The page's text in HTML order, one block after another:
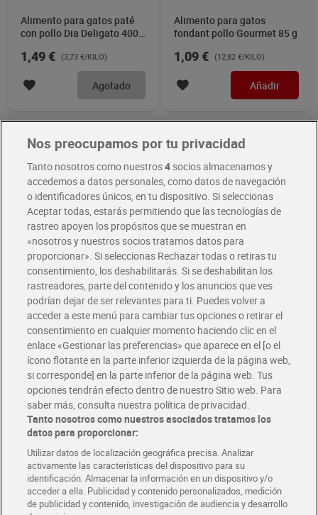
Alimento para gatos paté
con pollo Dia Deligato 400
1,49 € (3,73 €/KILO)
Agotado
Alimento para gatos
fondant pollo Gourmet 85 g
1,09 € (12,82 €/KILO)
Añadir
Alimento para gatos con
pollo Gourmet 85 g
0,92 € (10,82 €/KILO)
Añadir
Alimento para gatos con
pollo Vitakraft 85 g
0,68 € (8,00 €/KILO)
Añadir
Nos preocupamos por tu privacidad
Tanto nosotros como nuestros4socios almacenamos y
accedemos a datos personales, como datos de navegación
o identificadores únicos, en tu dispositivo. Si seleccionas
Aceptar todas, estarás permitiendo que las tecnologías de
rastreo apoyen los propósitos que se muestran en
«nosotros y nuestros socios tratamos datos para
proporcionar». Si seleccionas Rechazar todas o retiras tu
consentimiento, los deshabilitarás. Si se deshabilitan los
rastreadores, parte del contenido y los anuncios que ves
podrían dejar de ser relevantes para ti. Puedes volver a
acceder a este menú para cambiar tus opciones o retirar el
consentimiento en cualquier momento haciendo clic en el
enlace «Gestionar las preferencias» que aparece en el [o el
ícono flotante en la parte inferior izquierda de la página web,
si corresponde] en la parte inferior de la página web. Tus
opciones tendrán efecto dentro de nuestro Sitio web. Para
saber más, consulta nuestra política de privacidad.
Tanto nosotros como nuestros asociados tratamos los
datos para proporcionar:
Utilizar datos de localización geográfica precisa. Analizar
activamente las características del dispositivo para su
identificación. Almacenar la información en un dispositivo y/o
acceder a ella. Publicidad y contenido personalizados, medición
de publicidad y contenido, investigación de audiencia y desarrollo